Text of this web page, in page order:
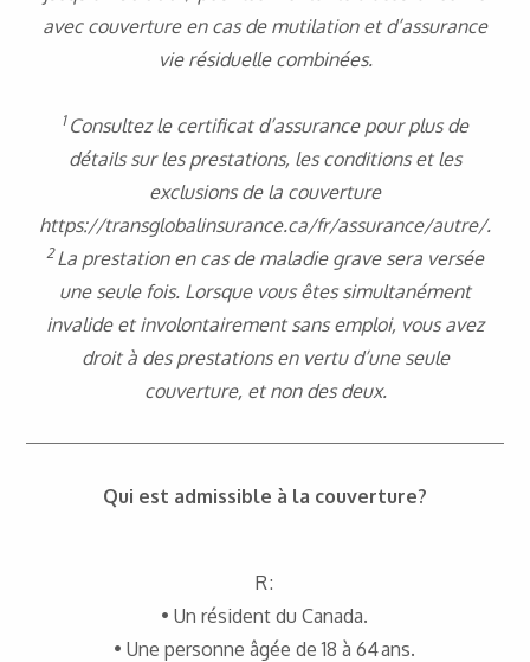
avec couverture en cas de mutilation et d’assurance
vie résiduelle combinées.
1Consultez le certificat d’assurance pour plus de
détails sur les prestations, les conditions et les
exclusions de la couverture
https://transglobalinsurance.ca/fr/assurance/autre/.
2La prestation en cas de maladie grave sera versée
une seule fois. Lorsque vous êtes simultanément
invalide et involontairement sans emploi, vous avez
droit à des prestations en vertu d’une seule
couverture, et non des deux.
Qui est admissible à la couverture?
R :
• Un résident du Canada.
• Une personne âgée de 18 à 64 ans.